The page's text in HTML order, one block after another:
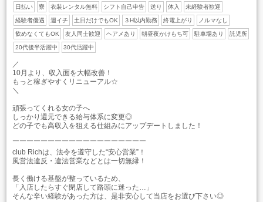
日払い 寮 衣装レンタル無料 シフト自己申告 送り 体入 未経験者歓迎
経験者優遇 週イチ 土日だけでもOK ３H以内勤務 終電上がり ノルマなし
飲めなくてもOK 友人同士歓迎 ヘアメあり 朝昼夜かけもち可 駐車場あり 託児所
20代後半活躍中 30代活躍中
／
10月より、収入面を大幅改善！
もっと稼ぎやすくリニューアル☆
＼
頑張ってくれる女の子へ
しっかり還元できる給与体系に変更◎
どの子でも高収入を狙える仕組みにアップデートしました！
￣￣￣￣￣￣￣￣￣￣￣￣￣￣￣￣￣￣￣
club Richは、法令を遵守した“安心営業”！
風営法違反・違法営業などとは一切無縁！
長く働ける基盤が整っているため、
「入店したらすぐ閉店して路頭に迷った…」
そんな辛い経験があった方は、是非安心して当店をお選び下さい◎